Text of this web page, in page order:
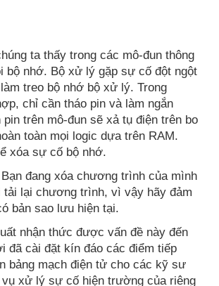
ta thấy trong các mô-đun thông
bộ nhớ. Bộ xử lý gặp sự cố đột ngột
treo bộ nhớ bộ xử lý. Trong
chỉ cần tháo pin và làm ngắn
pin trên mô-đun sẽ xả tụ điện trên bo
toàn mọi logic dựa trên RAM.
xóa sự cố bộ nhớ.
đang xóa chương trình của mình
tải lại chương trình, vì vậy hãy đảm
bản sao lưu hiện tại.
nhận thức được vấn đề này đến
đã cài đặt kín đáo các điểm tiếp
bảng mạch điện tử cho các kỹ sư
xử lý sự cố hiện trường của riêng